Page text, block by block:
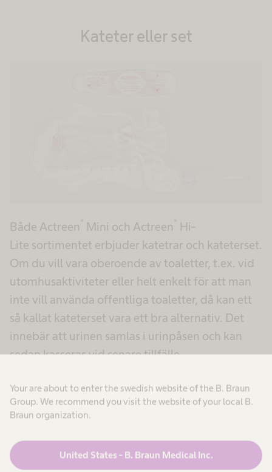
Your are about to enter the swedish website of the B. Braun
Group. We recommend you visit the website of your local B.
Braun organization.
United States - B. Braun Medical Inc.
Kateter eller set
Både Actreen Mini och Actreen
Hi-
Lite sortimentet erbjuder katetrar och kateterset.
Om du vill vara oberoende av toaletter, t.ex. vid
utomhusaktiviteter eller helt enkelt för att man
inte vill använda offentliga toaletter, då kan ett
så kallat kateterset vara ett bra alternativ. Det
innebär att urinen samlas i urinpåsen och kan
sedan kasseras vid senare tillfälle.
Kateteranslutningar och diametrar